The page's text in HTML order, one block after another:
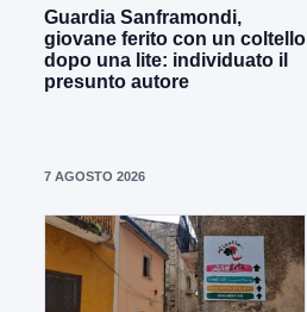
Guardia Sanframondi,
giovane ferito con un coltello
dopo una lite: individuato il
presunto autore
7 AGOSTO 2026